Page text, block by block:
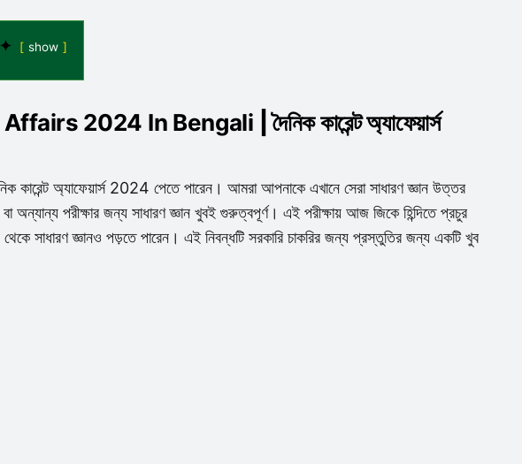
✦ show
2024 In Bengali | দৈনিককারেন্ট অ্যাফেয়ার্স
কারেন্ট অ্যাফেয়ার্স 2024 পেতে পারেন। আমরা আপনাকে এখানে সেরা সাধারণ জ্ঞান উত্তর
অন্যান্য পরীক্ষার জন্য সাধারণ জ্ঞান খুবই গুরুত্বপূর্ণ। এই পরীক্ষায় আজ জিকে হিন্দিতে প্রচুর
সাধারণ জ্ঞানও পড়তে পারেন। এই নিবন্ধটি সরকারি চাকরির জন্য প্রস্তুতির জন্য একটি খুব